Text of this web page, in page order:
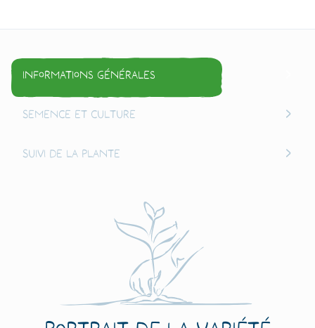
Informations générales
Semence et culture
Suivi de la plante